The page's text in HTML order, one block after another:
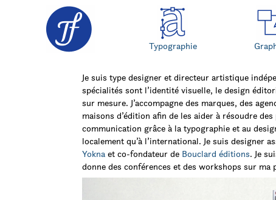
Typographie
Je suis type designer et directeur artistique
spécialités sont l’identité visuelle, le design
sur mesure. J’accompagne des marques, des
maisons d’édition afin de les aider à résoudre
communication grâce à la typographie et au
localement qu’à l’international. Je suis designer
Yokna et co-fondateur de Bouclard éditions. Je
donne des conférences et des workshops sur ma